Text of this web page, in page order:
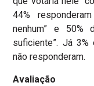
44%
nenhum” e 50%
suficiente”. Já
não responderam.
Avaliação